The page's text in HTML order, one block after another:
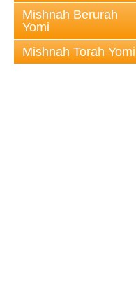
Mishnah Berurah
Yomi
Mishnah Torah Yomi